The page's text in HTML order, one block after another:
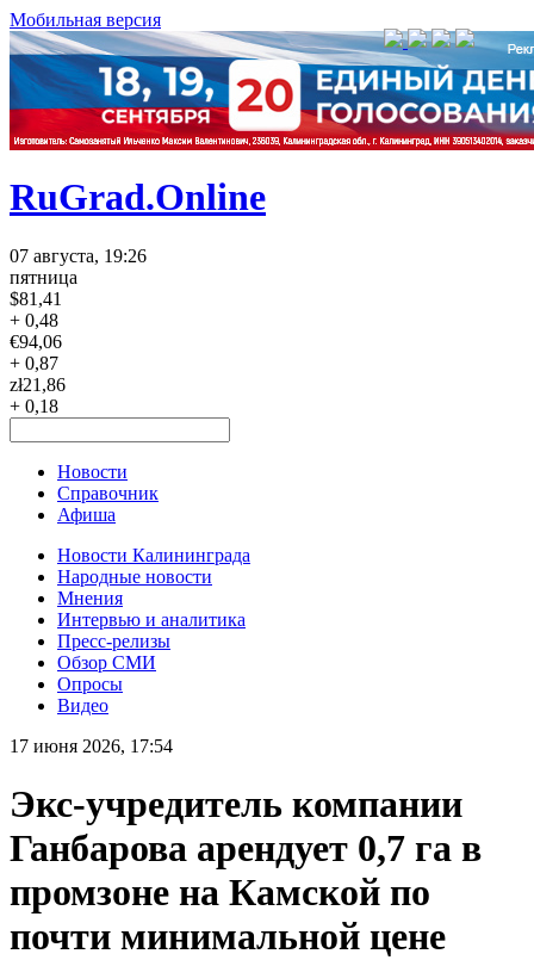
Мобильная версия
RuGrad.Online
07 августа, 19:26
пятница
$81,41
+ 0,48
€94,06
+ 0,87
zł21,86
+ 0,18
Новости
Справочник
Афиша
Новости Калининграда
Народные новости
Мнения
Интервью и аналитика
Пресс-релизы
Обзор СМИ
Опросы
Видео
17 июня 2026, 17:54
Экс-учредитель компании
Ганбарова арендует 0,7 га в
промзоне на Камской по
почти минимальной цене